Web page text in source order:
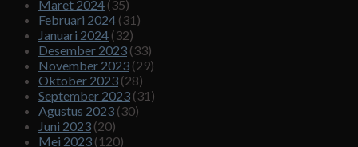
Maret 2024 (35)
Februari 2024 (31)
Januari 2024 (32)
Desember 2023 (33)
November 2023 (29)
Oktober 2023 (28)
September 2023 (31)
Agustus 2023 (30)
Juni 2023 (20)
Mei 2023 (120)